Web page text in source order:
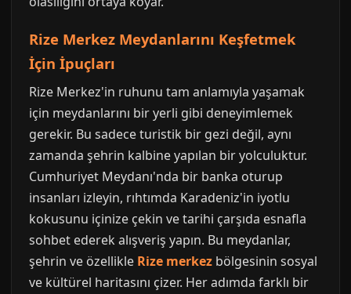
Rize Merkez Meydanlarını Keşfetmek
İçin İpuçları
Rize Merkez'in ruhunu tam anlamıyla yaşamak
için meydanlarını bir yerli gibi deneyimlemek
gerekir. Bu sadece turistik bir gezi değil, aynı
zamanda şehrin kalbine yapılan bir yolculuktur.
Cumhuriyet Meydanı'nda bir banka oturup
insanları izleyin, rıhtımda Karadeniz'in iyotlu
kokusunu içinize çekin ve tarihi çarşıda esnafla
sohbet ederek alışveriş yapın. Bu meydanlar,
şehrin ve özellikle Rize merkez bölgesinin sosyal
ve kültürel haritasını çizer. Her adımda farklı bir